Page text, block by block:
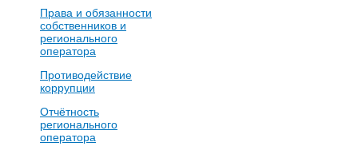
Права и обязанности
собственников и
регионального
оператора
Противодействие
коррупции
Отчётность
регионального
оператора